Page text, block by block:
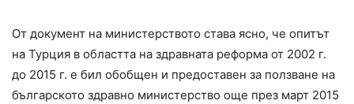
От документ на министерството става ясно, че опитът
на Турция в областта на здравната реформа от 2002 г.
до 2015 г. е бил обобщен и предоставен за ползване на
българското здравно министерство още през март 2015